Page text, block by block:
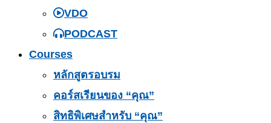
VDO
PODCAST
Courses
หลักสูตรอบรม
คอร์สเรียนของ “คุณ”
สิทธิพิเศษสำหรับ “คุณ”